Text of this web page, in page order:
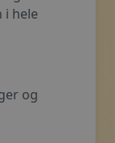
hele
og